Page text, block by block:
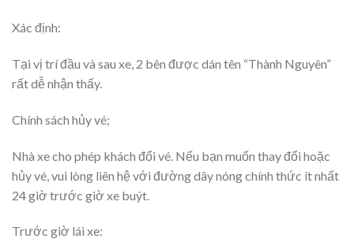
Xác định:
Tại vị trí đầu và sau xe, 2 bên được dán tên “Thành Nguyên”
rất dễ nhận thấy.
Chính sách hủy vé;
Nhà xe cho phép khách đổi vé. Nếu bạn muốn thay đổi hoặc
hủy vé, vui lòng liên hệ với đường dây nóng chính thức ít nhất
24 giờ trước giờ xe buýt.
Trước giờ lái xe: